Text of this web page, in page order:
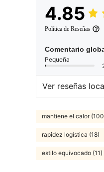
4.85
Política de Reseñas
Comentario
Pequeña
Ver reseñas
mantiene el calor
rapidez logística (18)
estilo equivocado (11)